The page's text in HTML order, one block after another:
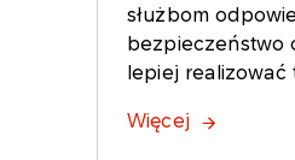
służbom
bezpieczeństwo
lepiej realizować
Więcej